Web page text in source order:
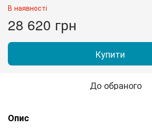
В наявності
28 620 грн
Купити
До обраного
Опис